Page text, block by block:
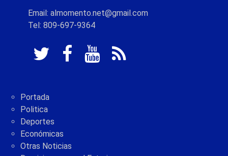
Email: almomento.net@gmail.com
Tel: 809-697-9364
Portada
Politica
Deportes
Económicas
Otras Noticias